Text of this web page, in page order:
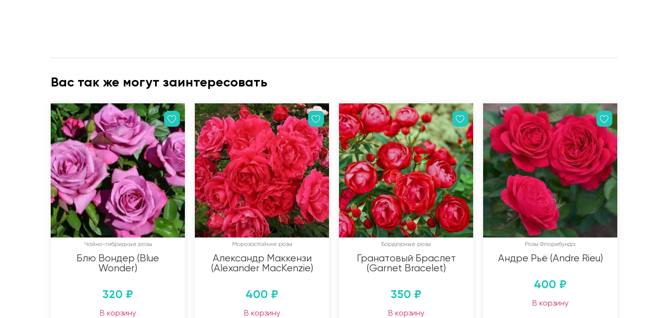
Вас так же могут заинтересовать
Чайно-гибридные розы
Блю Вондер (Blue
Wonder)
320 ₽
В корзину
Морозостойкие розы
Александр Маккензи
(Alexander MacKenzie)
400 ₽
В корзину
Бордюрные розы
Гранатовый Браслет
(Garnet Bracelet)
350 ₽
В корзину
Розы Флорибунда
Андре Рьё (Andre Rieu)
400 ₽
В корзину